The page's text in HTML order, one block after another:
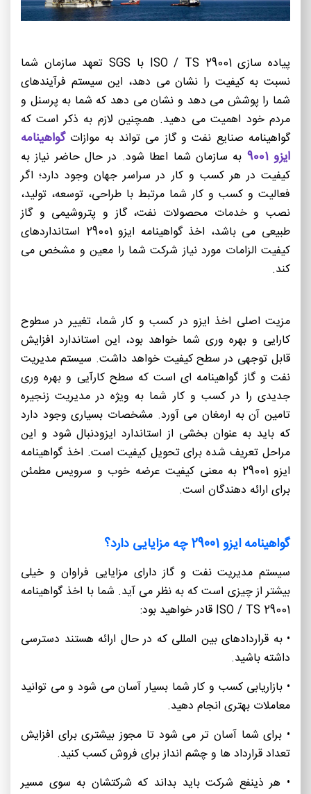
پیاده سازی ISO / TS 29001 با SGS تعهد سازمان شما
نسبت به کیفیت را نشان می دهد، این سیستم فرآیندهای
شما را پوشش می دهد و نشان می دهد که شما به پرسنل و
مردم خود اهمیت می دهید. همچنین لازم به ذکر است که
گواهینامه صنایع نفت و گاز می تواند به موازاتگواهینامه
ایزو 9001
به سازمان شما اعطا شود. در حال حاضر نیاز به
کیفیت در هر کسب و کار در سراسر جهان وجود دارد؛ اگر
فعالیت و کسب و کار شما مرتبط با طراحی، توسعه، تولید،
نصب و خدمات محصولات نفت، گاز و پتروشیمی و گاز
طبیعی می باشد، اخذ گواهینامه ایزو 29001 استانداردهای
کیفیت الزامات مورد نیاز شرکت شما را معین و مشخص می
کند.
مزیت اصلی اخذ ایزو در کسب و کار شما، تغییر در سطوح
کارایی و بهره وری شما خواهد بود، این استاندارد افزایش
قابل توجهی در سطح کیفیت خواهد داشت. سیستم مدیریت
نفت و گاز گواهینامه ای است که سطح کارآیی و بهره وری
جدیدی را در کسب و کار شما به ویژه در مدیریت زنجیره
تامین آن به ارمغان می آورد. مشخصات بسیاری وجود دارد
که باید به عنوان بخشی از استاندارد ایزودنبال شود و این
مراحل تعریف شده برای تحویل کیفیت است. اخذ گواهینامه
ایزو 29001 به معنی کیفیت عرضه خوب و سرویس مطمئن
برای ارائه دهندگان است.
گواهینامه ایزو 29001 چه مزایایی دارد؟
سیستم مدیریت نفت و گاز دارای مزایایی فراوان و خیلی
بیشتر از چیزی است که به نظر می آید. شما با اخذ گواهینامه
ISO / TS 29001 قادر خواهید بود:
• به قراردادهای بین المللی که در حال ارائه هستند دسترسی
داشته باشید.
• بازاریابی کسب و کار شما بسیار آسان می شود و می توانید
معاملات بهتری انجام دهید.
• برای شما آسان تر می شود تا مجوز بیشتری برای افزایش
تعداد قرارداد ها و چشم انداز برای فروش کسب کنید.
• هر ذینفع شرکت باید بداند که شرکتشان به سوی مسیر